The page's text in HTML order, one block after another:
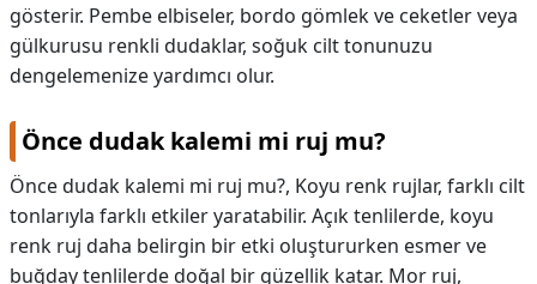
gösterir. Pembe elbiseler, bordo gömlek ve ceketler veya
gülkurusu renkli dudaklar, soğuk cilt tonunuzu
dengelemenize yardımcı olur.
Önce dudak kalemi mi ruj mu?
Önce dudak kalemi mi ruj mu?, Koyu renk rujlar, farklı cilt
tonlarıyla farklı etkiler yaratabilir. Açık tenlilerde, koyu
renk ruj daha belirgin bir etki oluştururken esmer ve
buğday tenlilerde doğal bir güzellik katar. Mor ruj,